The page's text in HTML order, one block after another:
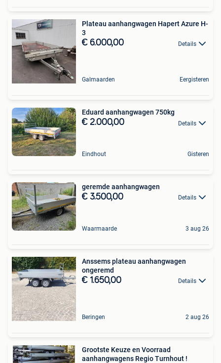
Plateau aanhangwagen Hapert Azure H-
3
€ 6.000,00 Details
Galmaarden Eergisteren
Eduard aanhangwagen 750kg
€ 2.000,00 Details
Eindhout Gisteren
geremde aanhangwagen
€ 3.500,00 Details
Waarmaarde 3 aug 26
Anssems plateau aanhangwagen
ongeremd
€ 1.650,00 Details
Beringen 2 aug 26
Grootste Keuze en Voorraad
aanhangwagens Regio Turnhout !